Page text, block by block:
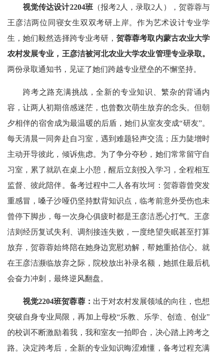
视觉传达设计2204班（报考2人，录取2人），贺蓉蓉与
王彦洁两位同寝女生双双考研上岸。作为艺术设计专业学
生，她们毅然选择跨专业考研，贺蓉蓉考取内蒙古农业大学
农村发展专业，王彦洁被河北农业大学农业管理专业录取。
两份录取通知书，见证了她们跨越专业壁垒的不懈坚持。
跨考之路充满挑战，全新的专业知识、繁杂的背诵内
容，让两人初期倍感迷茫，也曾数次萌生放弃的念头。但朝
夕相伴的宿舍成为最温暖的后盾，她们从室友变成“研友”。
每天清晨一同奔赴自习室，遇到难题轻声交流；压力陡增时
主动开导彼此，倾诉焦虑。为了争分夺秒，她们常常留守自
习室，累了就趴在桌上小憩，醒后立刻投入学习，全程相互
监督、彼此陪伴。备考过程中二人各有坎坷：贺蓉蓉曾突发
重感冒，嗓子沙哑仍坚持默背知识点，临考前意外受伤也未
曾停下脚步，每一次身心俱疲时都是王彦洁悉心打气。王彦
洁则经历复试失利、调剂接连失败，一度绝望失眠甚至打算
放弃，贺蓉蓉始终陪在她身边宽慰劝解，帮她重拾信心。就
在王彦洁濒临放弃之际，院校放出补录名额，她抓住最后机
会奋力冲刺，最终逆风翻盘。
视觉2204班贺蓉蓉： 出于对农村发展领域的向往，也想
突破自身专业局限，再加上母校“乐教、乐学、创造、创业”
的校训不断激励着我，我和室友一拍即合，决心踏上跨考之
路。决定跨考后，全新的专业知识晦涩难懂，备考过程充满